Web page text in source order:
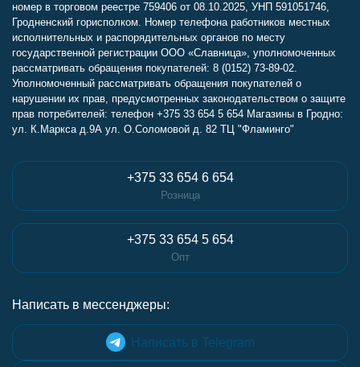
номер в торговом реестре 759406 от 08.10.2025, УНП 591051746,
Гродненский горисполком. Номер телефона работников местных
исполнительных и распорядительных органов по месту
государственной регистрации ООО «Славница», уполномоченных
рассматривать обращения покупателей: 8 (0152) 73-89-02.
Уполномоченный рассматривать обращения покупателей о
нарушении их прав, предусмотренных законодательством о защите
прав потребителей: телефон +375 33 654 5 654 Магазины в Гродно:
ул. К.Маркса д.9А ул. О.Соломовой д. 82 ТЦ "Фламинго"
+375 33 654 6 654
Розница
+375 33 654 5 654
Опт
Написать в мессенджеры:
Написать в Telegram